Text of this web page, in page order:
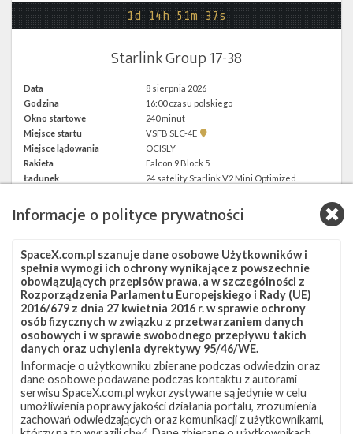
1d 14h 51m 37s
Starlink Group 17-38
Data
8 sierpnia 2026
Godzina
16:00 czasu polskiego
Okno startowe
240 minut
Miejsce startu
VSFB SLC-4E
Pokaż
SLC-
4E w
Google
Miejsce lądowania
OCISLY
Rakieta
Falcon 9 Block 5
Ładunek
24 satelity Starlink V2 Mini Optimized
Z NASZEGO TWITTERA
Informacje o polityce prywatności
SpaceX.com.pl szanuje dane osobowe Użytkowników i
spełnia wymogi ich ochrony wynikające z powszechnie
obowiązujących przepisów prawa, a w szczególności z
Rozporządzenia Parlamentu Europejskiego i Rady (UE)
2016/679 z dnia 27 kwietnia 2016 r. w sprawie ochrony
osób fizycznych w związku z przetwarzaniem danych
osobowych i w sprawie swobodnego przepływu takich
danych oraz uchylenia dyrektywy 95/46/WE.
Informacje o użytkowniku zbierane podczas odwiedzin oraz
dane osobowe podawane podczas kontaktu z autorami
serwisu SpaceX.com.pl wykorzystywane są jedynie w celu
umożliwienia poprawy jakości działania portalu, zrozumienia
zachowań odwiedzających oraz komunikacji z użytkownikami,